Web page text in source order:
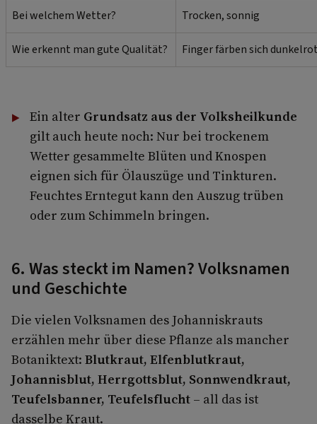
Bei welchem Wetter? Trocken, sonnig
Wie erkennt man gute Qualität? Finger färben sich
Ein alter Grundsatz aus der Volksheilkunde
gilt auch heute noch: Nur bei trockenem
Wetter gesammelte Blüten und Knospen
eignen sich für Ölauszüge und Tinkturen.
Feuchtes Erntegut kann den Auszug trüben
oder zum Schimmeln bringen.
6. Was steckt im Namen? Volksnamen
und Geschichte
Die vielen Volksnamen des Johanniskrauts
erzählen mehr über diese Pflanze als mancher
Botaniktext: Blutkraut, Elfenblutkraut,
Johannisblut, Herrgottsblut, Sonnwendkraut,
Teufelsbanner, Teufelsflucht – all das ist
dasselbe Kraut.